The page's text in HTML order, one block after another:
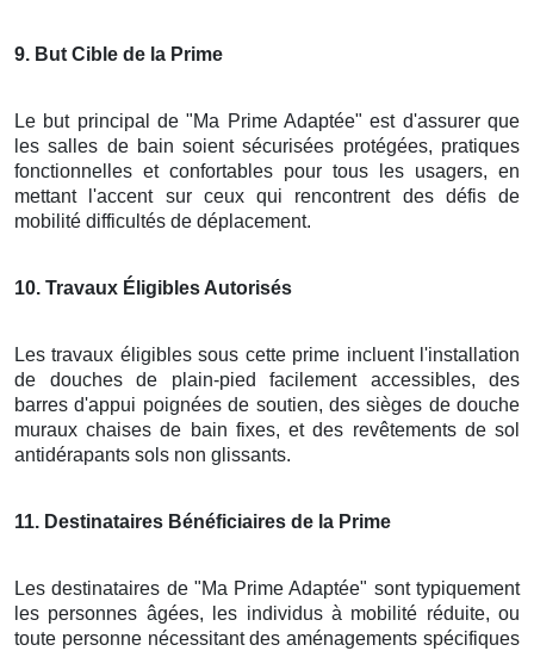
9. But Cible de la Prime
Le but principal de "Ma Prime Adaptée" est d'assurer que
les salles de bain soient sécurisées protégées, pratiques
fonctionnelles et confortables pour tous les usagers, en
mettant l'accent sur ceux qui rencontrent des défis de
mobilité difficultés de déplacement.
10. Travaux Éligibles Autorisés
Les travaux éligibles sous cette prime incluent l'installation
de douches de plain-pied facilement accessibles, des
barres d'appui poignées de soutien, des sièges de douche
muraux chaises de bain fixes, et des revêtements de sol
antidérapants sols non glissants.
11. Destinataires Bénéficiaires de la Prime
Les destinataires de "Ma Prime Adaptée" sont typiquement
les personnes âgées, les individus à mobilité réduite, ou
toute personne nécessitant des aménagements spécifiques